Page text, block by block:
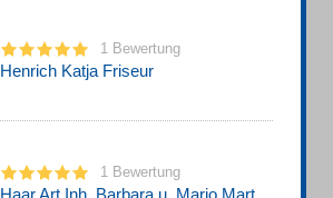
1 Bewertung
Henrich Katja Friseur
1 Bewertung
Haar Art Inh. Barbara u. Mario Martin Friseur